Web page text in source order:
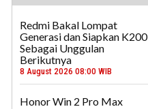
Redmi Bakal Lompat
Generasi dan Siapkan K200
Sebagai Unggulan
Berikutnya
8 August 2026 08:00 WIB
Honor Win 2 Pro Max